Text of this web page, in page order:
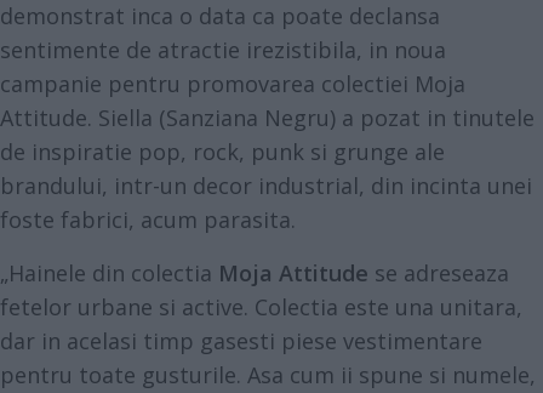
demonstrat inca o data ca poate declansa
sentimente de atractie irezistibila, in noua
campanie pentru promovarea colectiei Moja
Attitude. Siella (Sanziana Negru) a pozat in tinutele
de inspiratie pop, rock, punk si grunge ale
brandului, intr-un decor industrial, din incinta unei
foste fabrici, acum parasita.
„Hainele din colectia Moja Attitude se adreseaza
fetelor urbane si active. Colectia este una unitara,
dar in acelasi timp gasesti piese vestimentare
pentru toate gusturile. Asa cum ii spune si numele,